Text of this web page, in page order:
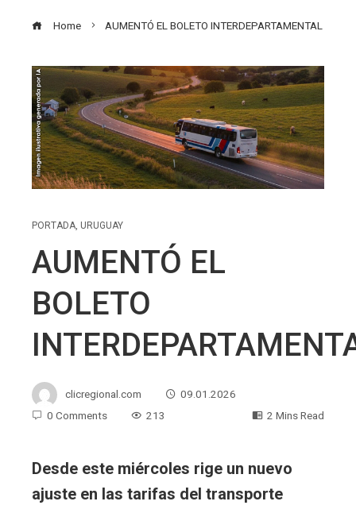
Home AUMENTÓ EL BOLETO INTERDEPARTAMENTAL
PORTADA, URUGUAY
AUMENTÓ EL
BOLETO
clicregional.com
09.01.2026
0 Comments
213 2 Mins Read
Desde este miércoles rige un nuevo
ajuste en las tarifas del transporte